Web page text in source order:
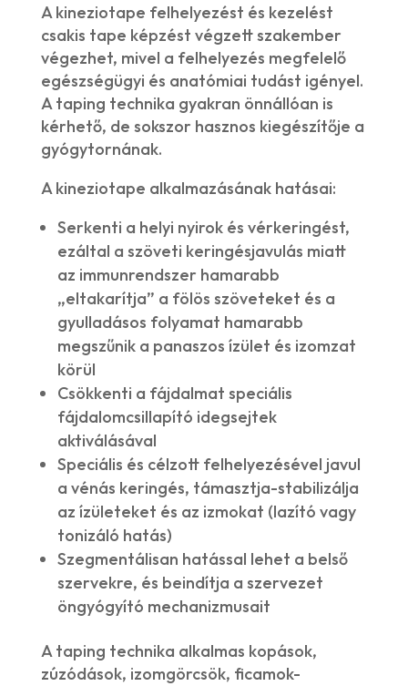
A kineziotape felhelyezést és kezelést
csakis tape képzést végzett szakember
végezhet, mivel a felhelyezés megfelelő
egészségügyi és anatómiai tudást igényel.
A taping technika gyakran önnállóan is
kérhető, de sokszor hasznos kiegészítője a
gyógytornának.
A kineziotape alkalmazásának hatásai:
Serkenti a helyi nyirok és vérkeringést,
ezáltal a szöveti keringésjavulás miatt
az immunrendszer hamarabb
„eltakarítja” a fölös szöveteket és a
gyulladásos folyamat hamarabb
megszűnik a panaszos ízület és izomzat
körül
Csökkenti a fájdalmat speciális
fájdalomcsillapító idegsejtek
aktiválásával
Speciális és célzott felhelyezésével javul
a vénás keringés, támasztja-stabilizálja
az ízületeket és az izmokat (lazító vagy
tonizáló hatás)
Szegmentálisan hatással lehet a belső
szervekre, és beindítja a szervezet
öngyógyító mechanizmusait
A taping technika alkalmas kopások,
zúzódások, izomgörcsök, ficamok-